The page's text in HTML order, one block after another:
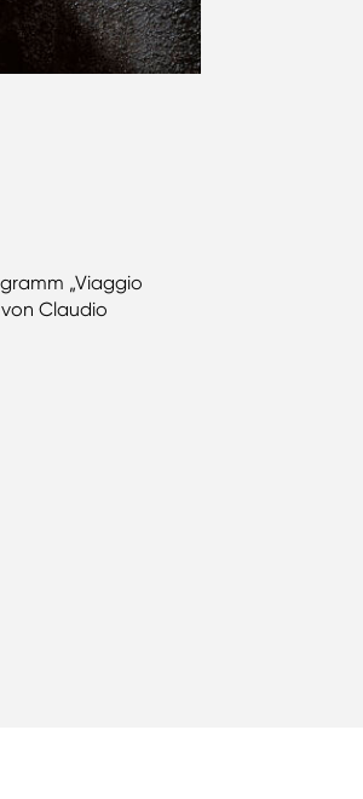
„Viaggio
Claudio